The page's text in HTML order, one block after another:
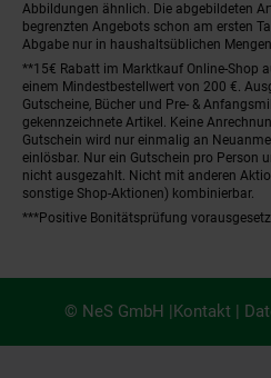
Abbildungen ähnlich. Die abgebildeten
begrenzten Angebots schon am ersten
Abgabe nur in haushaltsüblichen
**15€ Rabatt im Marktkauf Online-Shop
einem Mindestbestellwert von 200 €.
Gutscheine, Bücher und Pre- &
gekennzeichnete Artikel. Keine
Gutschein wird nur einmalig an
einlösbar. Nur ein Gutschein pro Person
nicht ausgezahlt. Nicht mit anderen
sonstige Shop-Aktionen) kombinierbar.
***Positive Bonitätsprüfung
© NeS GmbH |Kontakt |